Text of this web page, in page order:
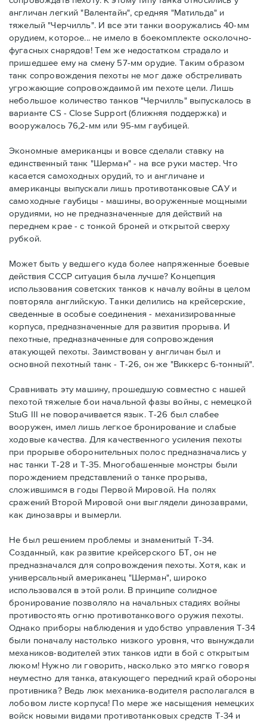
англичан легкий "Валентайн", средняя "Матильда" и
тяжелый "Черчилль". И все эти танки вооружались 40-мм
орудием, которое... не имело в боекомплекте осколочно-
фугасных снарядов! Тем же недостатком страдало и
пришедшее ему на смену 57-мм орудие. Таким образом
танк сопровождения пехоты не мог даже обстреливать
угрожающие сопровождаимой им пехоте цели. Лишь
небольшое количество танков "Черчилль" выпускалось в
варианте CS - Close Support (ближняя поддержка) и
вооружалось 76,2-мм или 95-мм гаубицей.
Экономные американцы и вовсе сделали ставку на
единственный танк "Шерман" - на все руки мастер. Что
касается самоходных орудий, то и англичане и
американцы выпускали лишь противотанковые САУ и
самоходные гаубицы - машины, вооруженные мощными
орудиями, но не предназначенные для действий на
переднем крае - с тонкой броней и открытой сверху
рубкой.
Может быть у ведшего куда более напряженные боевые
действия СССР ситуация была лучше? Концепция
использования советских танков к началу войны в целом
повторяла английскую. Танки делились на крейсерские,
сведенные в особые соединения - механизированные
корпуса, предназначенные для развития прорыва. И
пехотные, предназначенные для сопровождения
атакующей пехоты. Заимствован у англичан был и
основной пехотный танк - Т-26, он же "Виккерс 6-тонный".
Сравнивать эту машину, прошедшую совместно с нашей
пехотой тяжелые бои начальной фазы войны, с немецкой
StuG III не поворачивается язык. Т-26 был слабее
вооружен, имел лишь легкое бронирование и слабые
ходовые качества. Для качественного усиления пехоты
при прорыве оборонительных полос предназначались у
нас танки Т-28 и Т-35. Многобашенные монстры были
порождением представлений о танке прорыва,
сложившимся в годы Первой Мировой. На полях
сражений Второй Мировой они выглядели динозаврами,
как динозавры и вымерли.
Не был решением проблемы и знаменитый Т-34.
Созданный, как развитие крейсерского БТ, он не
предназначался для сопровождения пехоты. Хотя, как и
универсальный американец "Шерман", широко
использовался в этой роли. В принципе солидное
бронирование позволяло на начальных стадиях войны
противостоять огню противотанкового оружия пехоты.
Однако приборы наблюдения и удобство управления Т-34
были поначалу настолько низкого уровня, что вынуждали
механиков-водителей этих танков идти в бой с открытым
люком! Нужно ли говорить, насколько это мягко говоря
неуместно для танка, атакующего передний край обороны
противника? Ведь люк механика-водителя располагался в
лобовом листе корпуса! По мере же насыщения немецких
войск новыми видами противотанковых средств Т-34 и